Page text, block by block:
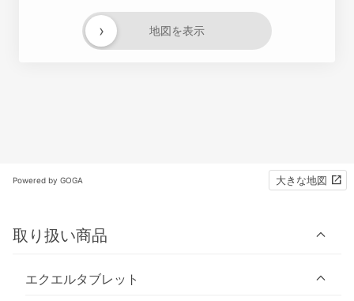
地図を表示
›
Powered by GOGA 大きな地図
取り扱い商品
エクエルタブレット